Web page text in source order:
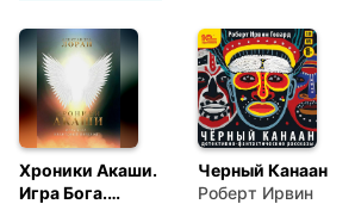
Хроники Акаши.
Игра Бога.
Черный Канаан
Роберт Ирвин